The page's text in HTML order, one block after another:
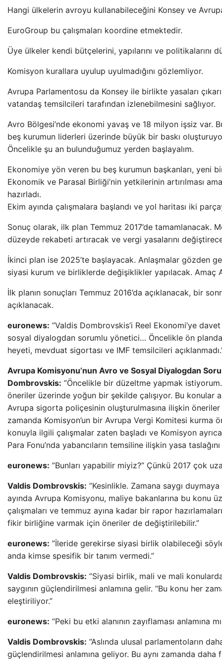
Hangi ülkelerin avroyu kullanabileceğini Konsey ve
EuroGroup bu çalışmaları koordine etmektedir.
Üye ülkeler kendi bütçelerini, yapılarını ve politikalarını
Komisyon kurallara uyulup uyulmadığını gözlemliyor.
Avrupa Parlamentosu da Konsey ile birlikte yasaları
vatandaş temsilcileri tarafından izlenebilmesini sağlıyor.
Avro Bölgesi’nde ekonomi yavaş ve 18 milyon işsiz var.
beş kurumun liderleri üzerinde büyük bir baskı
Öncelikle şu an bulunduğumuz yerden başlayalım.
Ekonomiye yön veren bu beş kurumun başkanları, yeni
Ekonomik ve Parasal Birliği’nin yetkilerinin artırılması
hazırladı.
Ekim ayında çalışmalara başlandı ve yol haritası iki
Sonuç olarak, ilk plan Temmuz 2017’de tamamlanacak.
düzeyde rekabeti artıracak ve vergi yasalarını
İkinci plan ise 2025’te başlayacak. Anlaşmalar gözden
siyasi kurum ve birliklerde değişiklikler yapılacak. Amaç
İlk planın sonuçları Temmuz 2016’da açıklanacak, bir
açıklanacak.
euronews: ”Valdis Dombrovskis’i Reel Ekonomi’ye
sosyal diyalogdan sorumlu yönetici… Öncelikle ön
heyeti, mevduat sigortası ve IMF temsilcileri
Avrupa Komisyonu’nun Avro ve Sosyal Diyalogdan
Dombrovskis: ”Öncelikle bir düzeltme yapmak istiyorum.
öneriler üzerinde yoğun bir şekilde çalışıyor. Bu konular
Avrupa sigorta poliçesinin oluşturulmasına ilişkin öneriler
zamanda Komisyon’un bir Avrupa Vergi Komitesi kurma
konuyla ilgili çalışmalar zaten başladı ve Komisyon
Para Fonu’nda yabancıların temsiline ilişkin yasa taslağını
euronews: ”Bunları yapabilir miyiz?” Çünkü 2017 çok
Valdis Dombrovskis: ”Kesinlikle. Zamana saygı
ayında Avrupa Komisyonu, maliye bakanlarına bu konu
çalışmaları ve temmuz ayına kadar bir rapor
fikir birliğine varmak için öneriler de değiştirilebilir.”
euronews: ”İleride gerekirse siyasi birlik olabileceği
anda kimse spesifik bir tanım vermedi.”
Valdis Dombrovskis: ”Siyasi birlik, mali ve mali
saygının güçlendirilmesi anlamına gelir. “Bu konu her
eleştiriliyor.”
euronews: “Peki bu etki alanının zayıflaması anlamına
Valdis Dombrovskis: ”Aslında ulusal parlamentoların
güçlendirilmesi anlamına geliyor. Bu aynı zamanda daha